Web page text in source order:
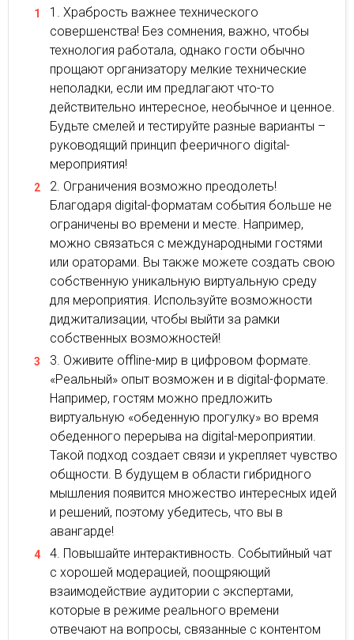
Храбрость важнее технического
совершенства! Без сомнения, важно, чтобы
технология работала, однако гости обычно
прощают организатору мелкие технические
неполадки, если им предлагают что-то
действительно интересное, необычное и ценное.
Будьте смелей и тестируйте разные варианты –
руководящий принцип фееричного digital-
мероприятия!
Ограничения возможно преодолеть!
Благодаря digital-форматам события больше не
ограничены во времени и месте. Например,
можно связаться с международными гостями
или ораторами. Вы также можете создать свою
собственную уникальную виртуальную среду
для мероприятия. Используйте возможности
диджитализации, чтобы выйти за рамки
собственных возможностей!
Оживите offline-мир в цифровом формате.
«Реальный» опыт возможен и в digital-формате.
Например, гостям можно предложить
виртуальную «обеденную прогулку» во время
обеденного перерыва на digital-мероприятии.
Такой подход создает связи и укрепляет чувство
общности. В будущем в области гибридного
мышления появится множество интересных идей
и решений, поэтому убедитесь, что вы в
авангарде!
Повышайте интерактивность. Событийный чат
с хорошей модерацией, поощряющий
взаимодействие аудитории с экспертами,
которые в режиме реального времени
отвечают на вопросы, связанные с контентом